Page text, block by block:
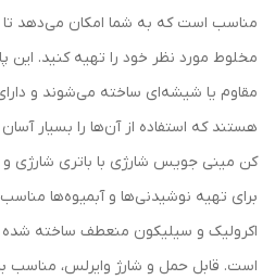
مناسب است که به شما امکان می‌دهد تا
مخلوط مورد نظر خود را تهیه کنید. این
مقاوم یا شیشه‌ای ساخته می‌شوند و
هستند که استفاده از آن‌ها را بسیار
کن مینی جویس شارژی با باتری شارژی و
برای تهیه نوشیدنی‌ها و آبمیوه‌ها
است. قابل حمل و شارژ وایرلس، مناسب